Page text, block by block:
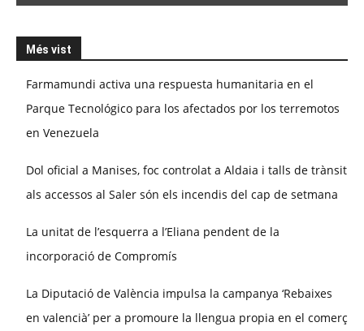
Més vist
Farmamundi activa una respuesta humanitaria en el
Parque Tecnológico para los afectados por los terremotos
en Venezuela
Dol oficial a Manises, foc controlat a Aldaia i talls de trànsit
als accessos al Saler són els incendis del cap de setmana
La unitat de l’esquerra a l’Eliana pendent de la
incorporació de Compromís
La Diputació de València impulsa la campanya ‘Rebaixes
en valencià’ per a promoure la llengua propia en el comerç